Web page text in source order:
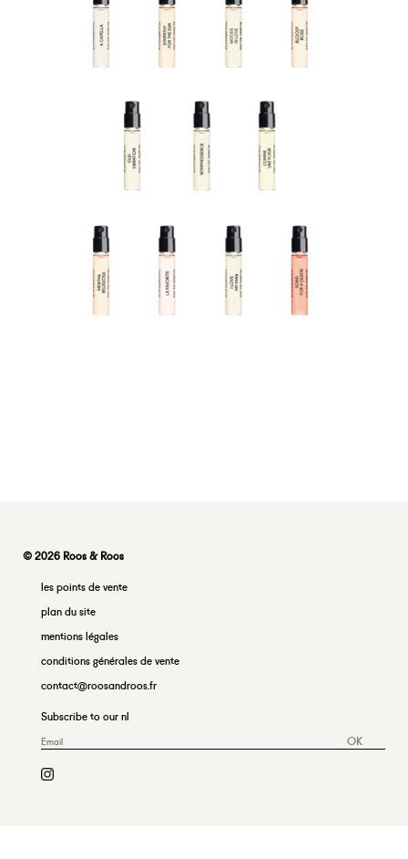
© 2026 Roos & Roos
les points de vente
plan du site
mentions légales
conditions générales de vente
contact@roosandroos.fr
Subscribe to our nl
OK